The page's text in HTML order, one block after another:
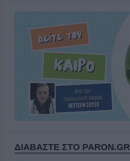
ΔΙΑΒΑΣΤΕ ΣΤΟ PARON.GR